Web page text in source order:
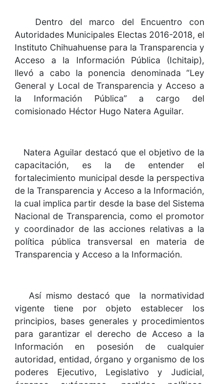
Dentro del marco del Encuentro con
Autoridades Municipales Electas 2016-2018, el
Instituto Chihuahuense para la Transparencia y
Acceso a la Información Pública (Ichitaip),
llevó a cabo la ponencia denominada “Ley
General y Local de Transparencia y Acceso a
la Información Pública” a cargo del
comisionado Héctor Hugo Natera Aguilar.
Natera Aguilar destacó que el objetivo de la
capacitación, es la de entender el
fortalecimiento municipal desde la perspectiva
de la Transparencia y Acceso a la Información,
la cual implica partir desde la base del Sistema
Nacional de Transparencia, como el promotor
y coordinador de las acciones relativas a la
política pública transversal en materia de
Transparencia y Acceso a la Información.
Así mismo destacó que la normatividad
vigente tiene por objeto establecer los
principios, bases generales y procedimientos
para garantizar el derecho de Acceso a la
Información en posesión de cualquier
autoridad, entidad, órgano y organismo de los
poderes Ejecutivo, Legislativo y Judicial,